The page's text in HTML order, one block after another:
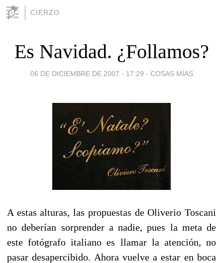
CIERZO
Es Navidad. ¿Follamos?
06 DE DICIEMBRE DE 2007 - 17:29 - COSAS MÍAS
A estas alturas, las propuestas de Oliverio Toscani
no deberían sorprender a nadie, pues la meta de
este fotógrafo italiano es llamar la atención, no
pasar desapercibido. Ahora vuelve a estar en boca